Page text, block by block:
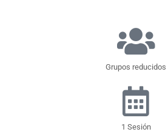
Grupos reducidos
1 Sesión